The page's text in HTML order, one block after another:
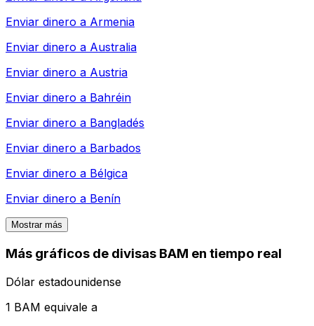
Enviar dinero a Armenia
Enviar dinero a Australia
Enviar dinero a Austria
Enviar dinero a Bahréin
Enviar dinero a Bangladés
Enviar dinero a Barbados
Enviar dinero a Bélgica
Enviar dinero a Benín
Mostrar más
Más gráficos de divisas BAM en tiempo real
Dólar estadounidense
1 BAM equivale a